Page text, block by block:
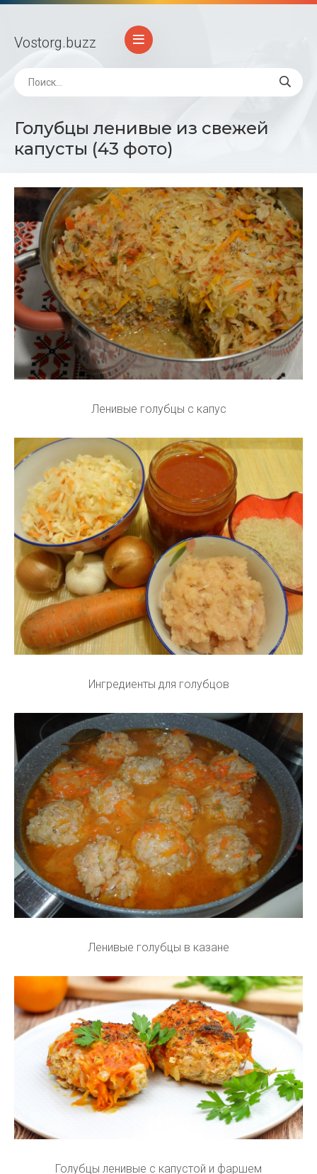
Vostorg.buzz
Голубцы ленивые из свежей
капусты (43 фото)
Ленивые голубцы с капус
Ингредиенты для голубцов
Ленивые голубцы в казане
Голубцы ленивые с капустой и фаршем